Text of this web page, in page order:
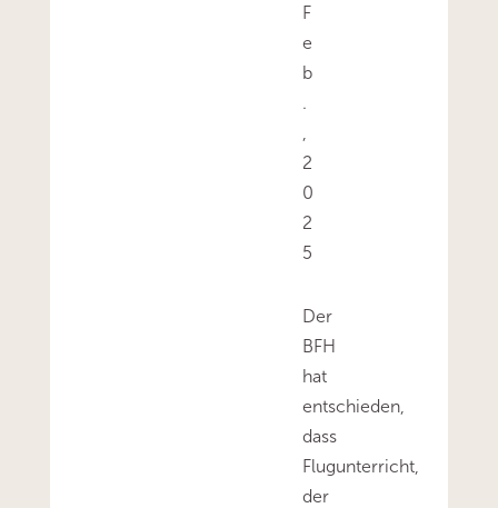
F
e
b
.
2
0
2
5
Der
BFH
hat
entschieden,
dass
Flugunterricht,
der